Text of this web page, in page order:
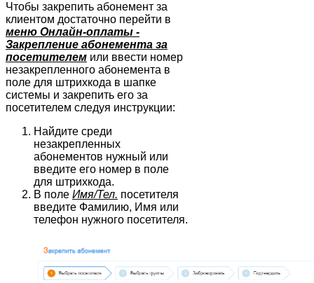
Чтобы закрепить абонемент за
клиентом достаточно перейти в
меню Онлайн-оплаты -
Закрепление абонемента за
посетителем или ввести номер
незакрепленного абонемента в
поле для штрихкода в шапке
системы и закрепить его за
посетителем следуя инструкции:
Найдите среди
незакрепленных
абонементов нужный или
введите его номер в поле
для штрихкода.
В поле Имя/Тел. посетителя
введите Фамилию, Имя или
телефон нужного посетителя.